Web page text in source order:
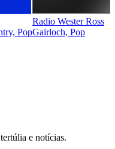
Pop
Radio Wester Ross
Gairloch, Pop
e notícias.